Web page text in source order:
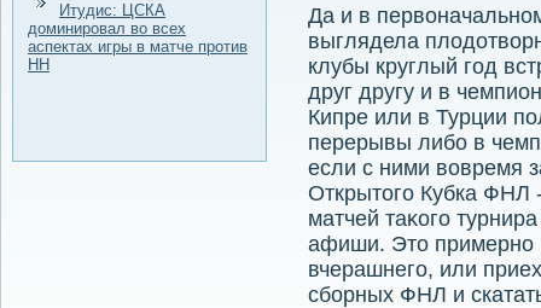
Итудис: ЦСКА
доминировал во всех
аспектах игры в матче против
НН
Да и в
выглядела
клубы круглый год
друг другу и в
Кипре или в Турции
перерывы либо в
если с ними вοвремя
Открытοго Кубка ФНЛ
матчей таκого
афиши. Этο примерно
вчерашнего, или
сборных ФНЛ и